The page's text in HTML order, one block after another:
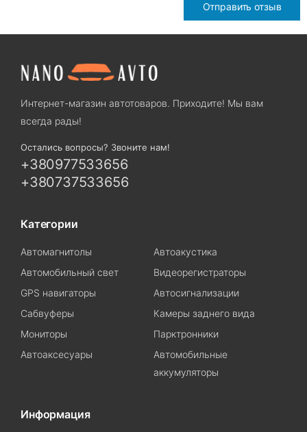
Отправить отзыв
Интернет-магазин автотоваров. Приходите! Мы вам
всегда рады!
Остались вопросы? Звоните нам!
+380977533656
+380737533656
Категории
Автомагнитолы
Автоакустика
Автомобильный свет
Видеорегистраторы
GPS навигаторы
Автосигнализации
Сабвуферы
Камеры заднего вида
Мониторы
Парктронники
Автоаксесуары
Автомобильные
аккумуляторы
Информация